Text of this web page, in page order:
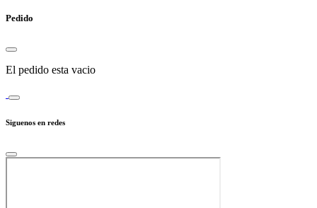
Pedido
El pedido esta vacio
Siguenos en redes